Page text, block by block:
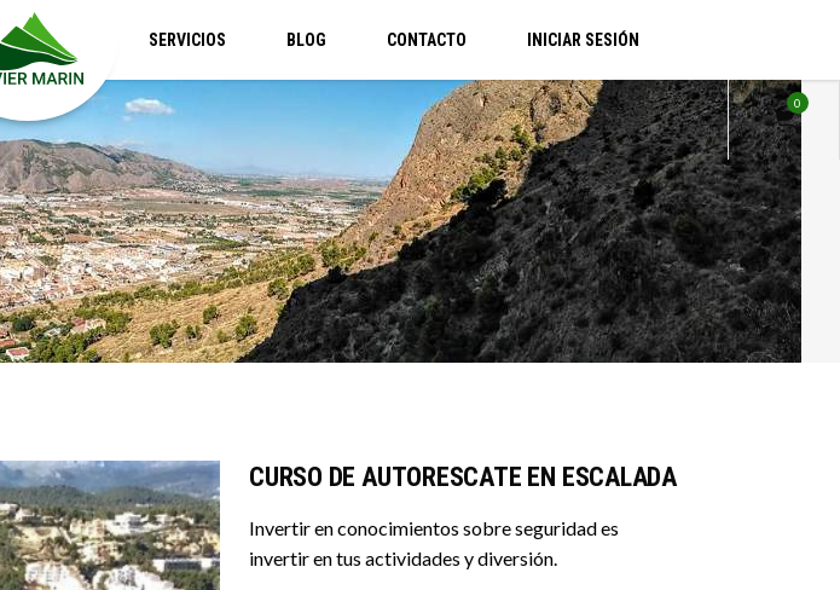
SERVICIOS BLOG CONTACTO INICIAR SESIÓN
0
CURSO DE AUTORESCATE EN ESCALADA
Invertir en conocimientos sobre seguridad es
invertir en tus actividades y diversión.